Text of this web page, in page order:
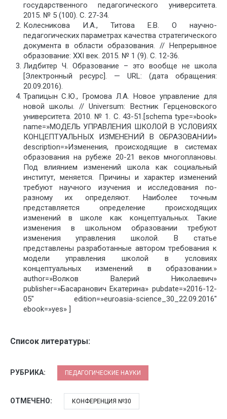
государственного педагогического университета.
2015. № 5 (100). С. 27-34.
Колесникова И.А., Титова Е.В. О научно-
педагогических параметрах качества стратегического
документа в области образования. // Непрерывное
образование: XXI век. 2015. № 1 (9). С. 12-36.
Лидбитер Ч. Образование – это вообще не школа
[Электронный ресурс]. — URL: (дата обращения:
20.09.2016).
Трапицын С.Ю., Громова Л.А. Новое управление для
новой школы. // Universum: Вестник Герценовского
университета. 2010. № 1. С. 43-51.[schema type=»book»
name=»МОДЕЛЬ УПРАВЛЕНИЯ ШКОЛОЙ В УСЛОВИЯХ
КОНЦЕПТУАЛЬНЫХ ИЗМЕНЕНИЙ В ОБРАЗОВАНИИ»
description=»Изменения, происходящие в системах
образования на рубеже 20-21 веков многоплановы.
Под влиянием изменений школа как социальный
институт, меняется. Причины и характер изменений
требуют научного изучения и исследования по-
разному их определяют. Наиболее точным
представляется определение происходящих
изменений в школе как концептуальных. Такие
изменения в школьном образовании требуют
изменения управления школой. В статье
представлены разработанные автором требования к
модели управления школой в условиях
концептуальных изменений в образовании.»
author=»Волков Валерий Николаевич»
publisher=»Басаранович Екатерина» pubdate=»2016-12-
05″ edition=»euroasia-science_30_22.09.2016″
ebook=»yes» ]
Список литературы:
РУБРИКА: ПЕДАГОГИЧЕСКИЕ НАУКИ
ОТМЕЧЕНО: КОНФЕРЕНЦИЯ №30